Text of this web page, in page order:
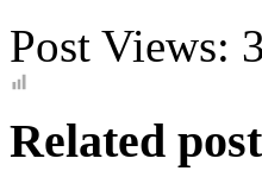
Post Views:
Related